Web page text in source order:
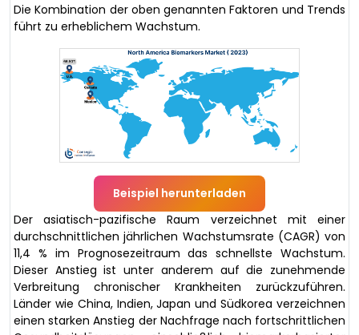
Die Kombination der oben genannten Faktoren und Trends
führt zu erheblichem Wachstum.
Beispiel herunterladen
Der asiatisch-pazifische Raum verzeichnet mit einer
durchschnittlichen jährlichen Wachstumsrate (CAGR) von
11,4 % im Prognosezeitraum das schnellste Wachstum.
Dieser Anstieg ist unter anderem auf die zunehmende
Verbreitung chronischer Krankheiten zurückzuführen.
Länder wie China, Indien, Japan und Südkorea verzeichnen
einen starken Anstieg der Nachfrage nach fortschrittlichen